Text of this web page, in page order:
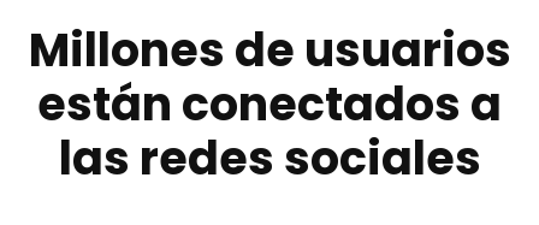
Millones de usuarios
están conectados a
las redes sociales